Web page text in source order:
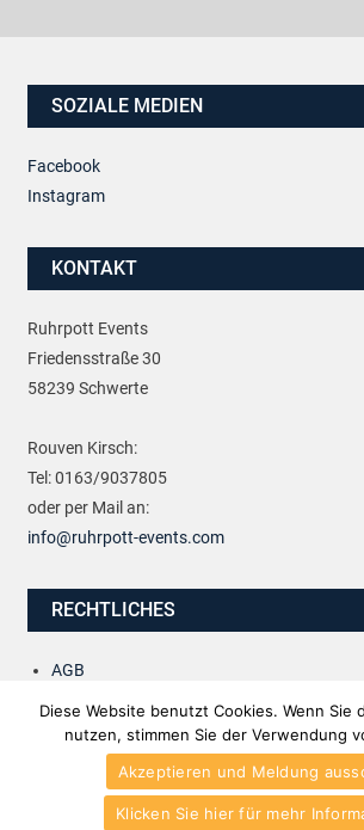
SOZIALE MEDIEN
Facebook
Instagram
KONTAKT
Ruhrpott Events
Friedensstraße 30
58239 Schwerte
Rouven Kirsch:
Tel: 0163/9037805
oder per Mail an:
info@ruhrpott-events.com
RECHTLICHES
AGB
Impressum
Datenschutzerklärung
Copyright 2020 All rights reserved.| Theme:
Diese Website benutzt Cookies. Wenn Sie
nutzen, stimmen Sie der Verwendung
Akzeptieren und Meldung
Klicken Sie hier für mehr